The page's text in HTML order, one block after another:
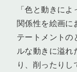
「色と動きに
関係性を絵画に
テートメントの
ルな動きに溢れ
り、削ったり